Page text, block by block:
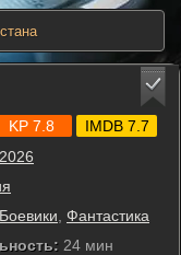
2026
Боевики Фантастика
24 мин
KP 7.8 IMDB 7.7